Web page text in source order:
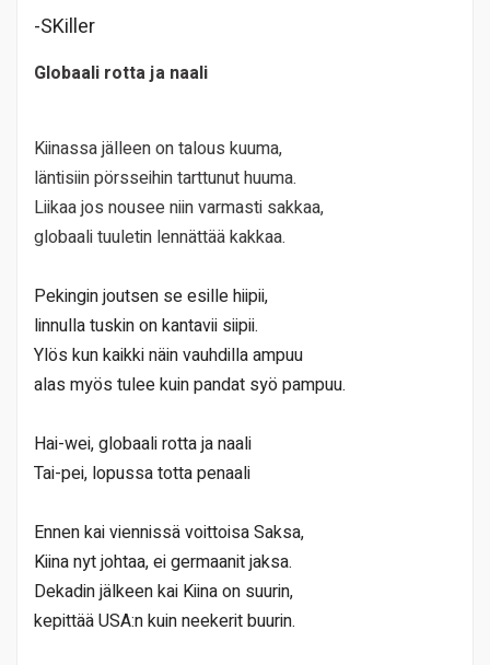
-SKiller
Globaali rotta ja naali
Kiinassa jälleen on talous kuuma,
läntisiin pörsseihin tarttunut huuma.
Liikaa jos nousee niin varmasti sakkaa,
globaali tuuletin lennättää kakkaa.
Pekingin joutsen se esille hiipii,
linnulla tuskin on kantavii siipii.
Ylös kun kaikki näin vauhdilla ampuu
alas myös tulee kuin pandat syö pampuu.
Hai-wei, globaali rotta ja naali
Tai-pei, lopussa totta penaali
Ennen kai viennissä voittoisa Saksa,
Kiina nyt johtaa, ei germaanit jaksa.
Dekadin jälkeen kai Kiina on suurin,
kepittää USA:n kuin neekerit buurin.